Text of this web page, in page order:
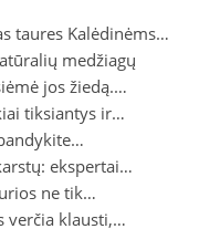
taures Kalėdinėms…
medžiagų
jos žiedą.…
tiksiantys ir…
ekspertai…
ne tik…
verčia klausti,…